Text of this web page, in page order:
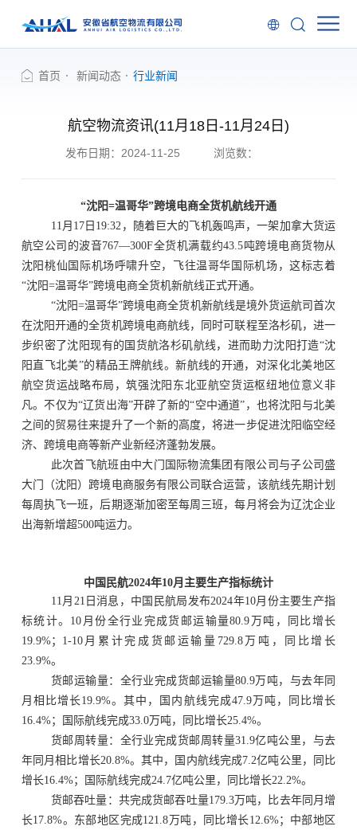
首页 新闻动态 行业新闻
航空物流资讯(11月18日-11月24日)
发布日期：2024-11-25 浏览数：
“沈阳=温哥华”跨境电商全货机航线开通
11月17日19:32，随着巨大的飞机轰鸣声，一架加拿大货运
航空公司的波音767—300F全货机满载约43.5吨跨境电商货物从
沈阳桃仙国际机场呼啸升空，飞往温哥华国际机场，这标志着
“沈阳=温哥华”跨境电商全货机新航线正式开通。
“沈阳=温哥华”跨境电商全货机新航线是境外货运航司首次
在沈阳开通的全货机跨境电商航线，同时可联程至洛杉矶，进一
步织密了沈阳现有的国货航洛杉矶航线，进而助力沈阳打造“沈
阳直飞北美”的精品王牌航线。新航线的开通，对深化北美地区
航空货运战略布局，筑强沈阳东北亚航空货运枢纽地位意义非
凡。不仅为“辽货出海”开辟了新的“空中通道”，也将沈阳与北美
之间的贸易往来提升了一个新的高度，将进一步促进沈阳临空经
济、跨境电商等新产业新经济蓬勃发展。
此次首飞航班由中大门国际物流集团有限公司与子公司盛
大门（沈阳）跨境电商服务有限公司联合运营，该航线先期计划
每周执飞一班，后期逐渐加密至每周三班，每月将会为辽沈企业
出海新增超500吨运力。
中国民航2024年10月主要生产指标统计
11月21日消息，中国民航局发布2024年10月份主要生产指
标统计。10月份全行业完成货邮运输量80.9万吨，同比增长
19.9%；1-10月累计完成货邮运输量729.8万吨，同比增长
23.9%。
货邮运输量：全行业完成货邮运输量80.9万吨，与去年同
月相比增长19.9%。其中，国内航线完成47.9万吨，同比增长
16.4%；国际航线完成33.0万吨，同比增长25.4%。
货邮周转量：全行业完成货邮周转量31.9亿吨公里，与去
年同月相比增长20.8%。其中，国内航线完成7.2亿吨公里，同比
增长16.4%；国际航线完成24.7亿吨公里，同比增长22.2%。
货邮吞吐量：共完成货邮吞吐量179.3万吨，比去年同月增
长17.8%。东部地区完成121.8万吨，同比增长12.6%；中部地区